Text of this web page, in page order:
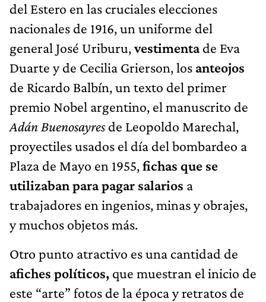
del Estero en las cruciales elecciones
nacionales de 1916, un uniforme del
general José Uriburu,vestimentade Eva
Duarte y de Cecilia Grierson, los anteojos
de Ricardo Balbín, un texto del primer
premio Nobel argentino, el manuscrito de
Adán Buenosayresde Leopoldo Marechal,
proyectiles usados el día del bombardeo a
Plaza de Mayo en 1955,fichas que se
utilizaban para pagar salarios a
trabajadores en ingenios, minas y obrajes,
y muchos objetos más.
Otro punto atractivo es una cantidad de
afiches políticos, que muestran el inicio de
este “arte” fotos de la época y retratos de